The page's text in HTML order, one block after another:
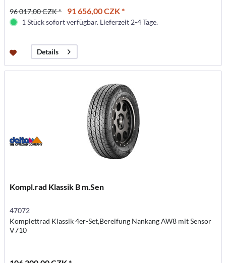
96 017,00 CZK * 91 656,00 CZK *
1 Stück sofort verfügbar. Lieferzeit 2-4 Tage.
Details
Kompl.rad Klassik B m.Sen
47072
Komplettrad Klassik 4er-Set,Bereifung Nankang AW8 mit Sensor
V710